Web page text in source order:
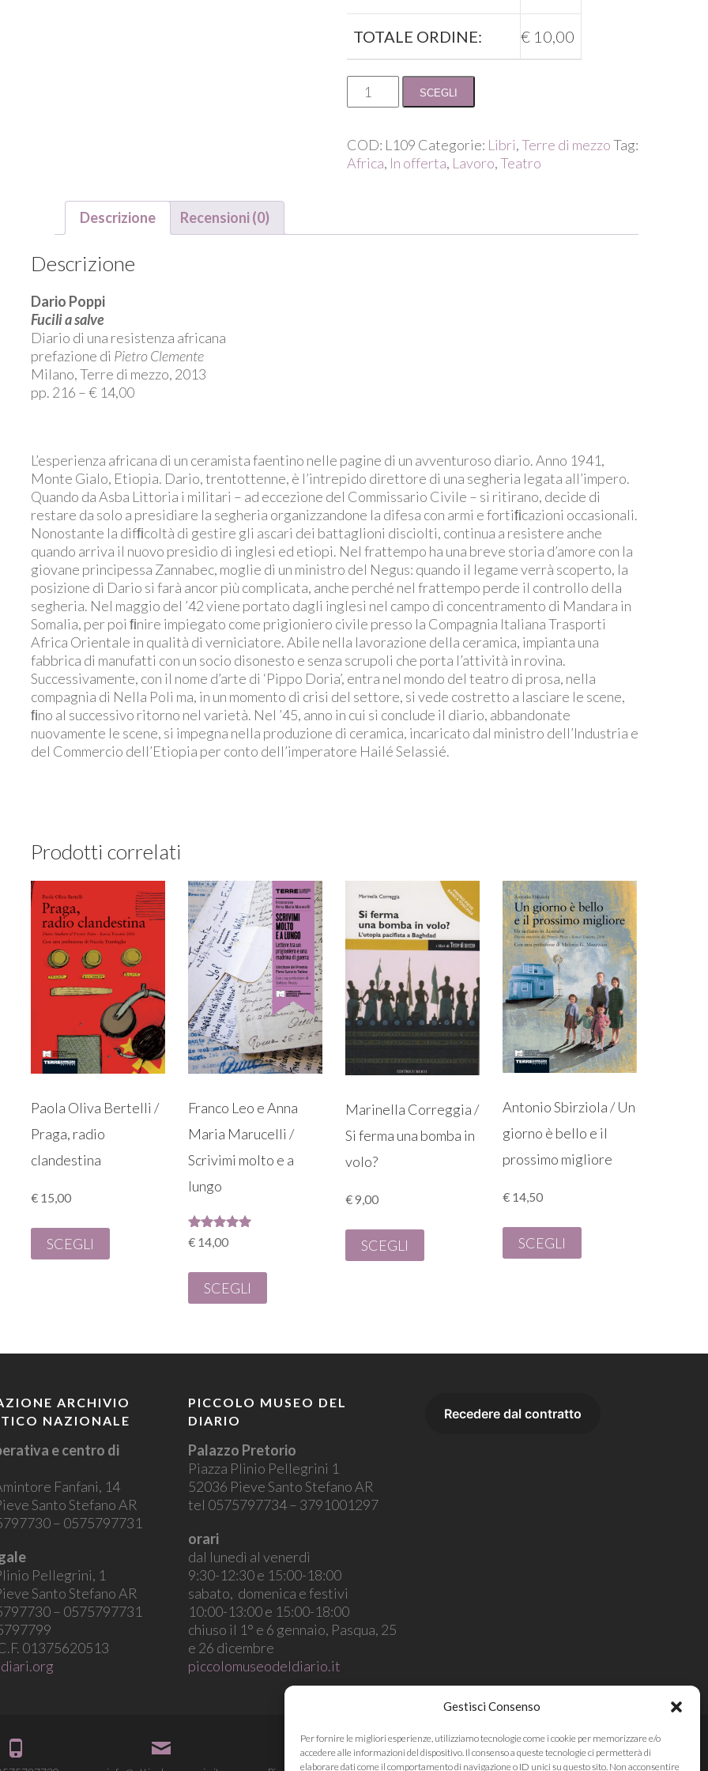
Gestisci Consenso
Per fornire le migliori esperienze, utilizziamo tecnologie come i cookie per memorizzare e/o
accedere alle informazioni del dispositivo. Il consenso a queste tecnologie ci permetterà di
elaborare dati come il comportamento di navigazione o ID unici su questo sito. Non acconsentire
TOTALE ORDINE: € 10,00
Dario
Poppi
Fucili
a
SCEGLI
COD: L109 Categorie: Libri,Terre di mezzo Tag:
Africa, In offerta, Lavoro,Teatro
Descrizione Recensioni (0)
Descrizione
Dario Poppi
Fucili a salve
Diario di una resistenza africana
prefazione di Pietro Clemente
Milano, Terre di mezzo, 2013
pp. 216 – € 14,00
L’esperienza africana di un ceramista faentino nelle pagine di un avventuroso diario. Anno 1941,
Monte Gialo, Etiopia. Dario, trentottenne, è l’intrepido direttore di una segheria legata all’impero.
Quando da Asba Littoria i militari – ad eccezione del Commissario Civile – si ritirano, decide di
restare da solo a presidiare la segheria organizzandone la difesa con armi e fortiﬁcazioni occasionali.
Nonostante la difﬁcoltà di gestire gli ascari dei battaglioni disciolti, continua a resistere anche
quando arriva il nuovo presidio di inglesi ed etiopi. Nel frattempo ha una breve storia d’amore con la
giovane principessa Zannabec, moglie di un ministro del Negus: quando il legame verrà scoperto, la
posizione di Dario si farà ancor più complicata, anche perché nel frattempo perde il controllo della
segheria. Nel maggio del ’42 viene portato dagli inglesi nel campo di concentramento di Mandara in
Somalia, per poi ﬁnire impiegato come prigioniero civile presso la Compagnia Italiana Trasporti
Africa Orientale in qualità di verniciatore. Abile nella lavorazione della ceramica, impianta una
fabbrica di manufatti con un socio disonesto e senza scrupoli che porta l’attività in rovina.
Successivamente, con il nome d’arte di ‘Pippo Doria’, entra nel mondo del teatro di prosa, nella
compagnia di Nella Poli ma, in un momento di crisi del settore, si vede costretto a lasciare le scene,
ﬁno al successivo ritorno nel varietà. Nel ’45, anno in cui si conclude il diario, abbandonate
nuovamente le scene, si impegna nella produzione di ceramica, incaricato dal ministro dell’Industria e
del Commercio dell’Etiopia per conto dell’imperatore Hailé Selassié.
Prodotti correlati
Paola Oliva Bertelli /
Praga, radio
clandestina
€ 15,00
SCEGLI
Franco Leo e Anna
Maria Marucelli /
Scrivimi molto e a
lungo
Valutato
€ 14,00
SCEGLI
Marinella Correggia /
Si ferma una bomba in
volo?
€9,00
SCEGLI
Antonio Sbirziola / Un
giorno è bello e il
prossimo migliore
€ 14,50
SCEGLI
ARCHIVIO
NAZIONALE
e centro di
Fanfani, 14
Santo Stefano AR
– 0575797731
Pellegrini, 1
Santo Stefano AR
– 0575797731
01375620513
PICCOLO MUSEO DEL
DIARIO
Palazzo Pretorio
Piazza Plinio Pellegrini 1
52036 Pieve Santo Stefano AR
tel 0575797734 – 3791001297
orari
dal lunedì al venerdì
9:30-12:30 e 15:00-18:00
sabato, domenica e festivi
10:00-13:00 e 15:00-18:00
chiuso il 1° e 6 gennaio, Pasqua, 25
e 26 dicembre
piccolomuseodeldiario.it